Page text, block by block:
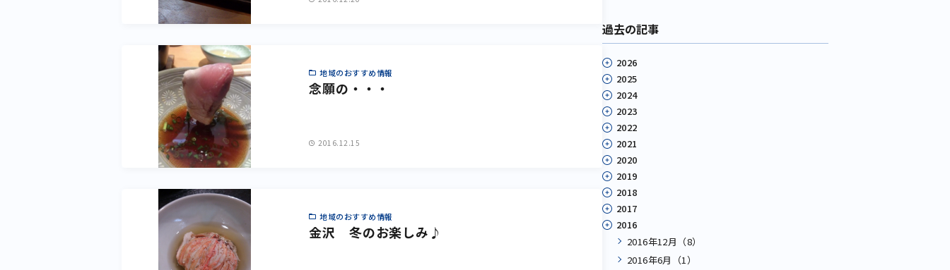
地域のおすすめ情報
念願の・・・
2016.12.15
地域のおすすめ情報
金沢 冬のお楽しみ♪
過去の記事
2026
2025
2024
2023
2022
2021
2020
2019
2018
2017
2016
2016年12月（8）
2016年6月（1）